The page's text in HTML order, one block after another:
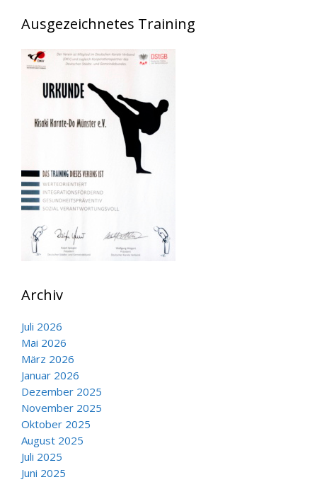
Ausgezeichnetes Training
Archiv
Juli 2026
Mai 2026
März 2026
Januar 2026
Dezember 2025
November 2025
Oktober 2025
August 2025
Juli 2025
Juni 2025